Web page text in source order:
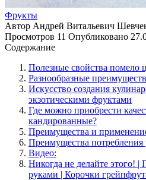
Фрукты
Автор Андрей Витальевич
Просмотров 11 Опубликовано
Содержание
Полезные свойства помело
Разнообразные
Искусство создания
экзотическими фруктами
Где можно приобрести
кандированные?
Преимущества и
Преимущества
Видео:
Никогда не делайте этого!
руками | Корочки